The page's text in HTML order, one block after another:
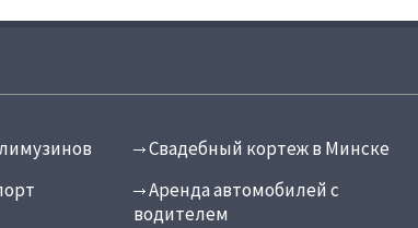
Свадебный кортеж в Минске
Аренда автомобилей с
водителем